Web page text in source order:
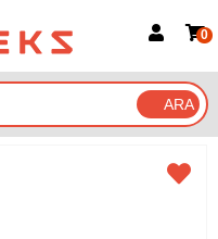
Google İle Bağlan
0